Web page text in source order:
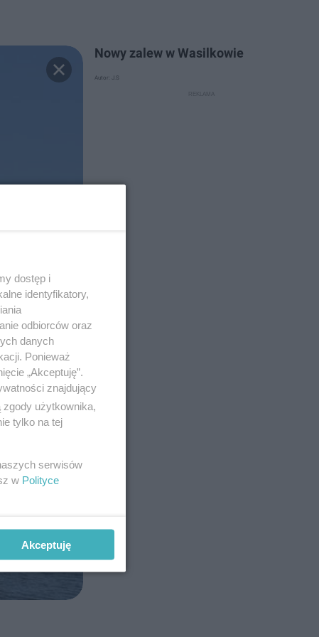
Nowy zalew w Wasilkowie
Autor: J.S
dostęp i
identyfikatory,
odbiorców oraz
danych
Ponieważ
„Akceptuję”.
znajdujący
zgody użytkownika,
tylko na tej
serwisów
w Polityce
Akceptuję